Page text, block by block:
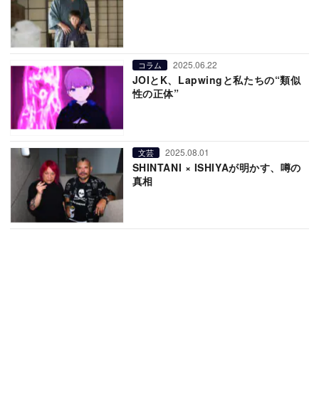
コラム 2025.06.22
JOIとK、Lapwingと私たちの“類似
性の正体”
文芸 2025.08.01
SHINTANI × ISHIYAが明かす、噂の
真相